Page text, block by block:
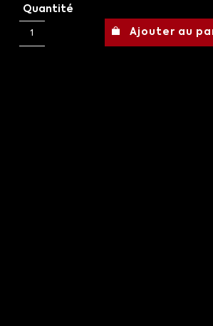
Quantité
Ajouter au